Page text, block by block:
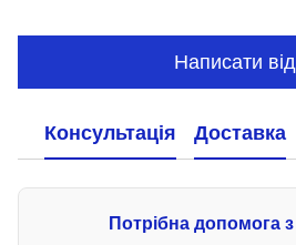
Написати
Консультація Доставка
Потрібна допомога